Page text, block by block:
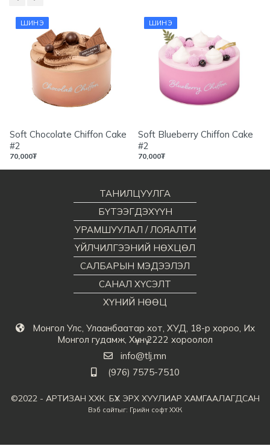
ШИНЭ
Soft Chocolate Chiffon Cake
#2
70,000₮
ШИНЭ
Soft Blueberry Chiffon Cake
#2
70,000₮
Монгол Улс, Улаанбаатар хот, ХУД, 18-р хороо, Их
Монгол гудамж, Хүннү 2222 хороолол
info@tlj.mn
(976) 7575-7510
ТАНИЛЦУУЛГА
БҮТЭЭГДЭХҮҮН
УРАМШУУЛАЛ / ЛОЯАЛТИ
ҮЙЛЧИЛГЭЭНИЙ НӨХЦӨЛ
САЛБАРЫН МЭДЭЭЛЭЛ
САНАЛ ХҮСЭЛТ
ХҮНИЙ НӨӨЦ
©2022 - АРТИЗАН ХХК. БҮХ ЭРХ ХУУЛИАР ХАМГААЛАГДСАН
Вэб сайтыг: Грийн софт ХХК